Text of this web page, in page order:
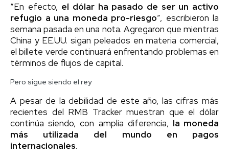
“En efecto, el dólar ha pasado de ser un activo
refugio a una moneda pro-riesgo”​, escribieron la
semana pasada en una nota. Agregaron que mientras
China y EE.UU. sigan peleados en materia comercial,
el billete verde continuará enfrentando problemas en
términos de flujos de capital.
Pero sigue siendo el rey
A pesar de la debilidad de este año, las cifras más
recientes del RMB Tracker muestran que el dólar
continúa siendo, con amplia diferencia, la moneda
más utilizada del mundo en pagos
internacionales.